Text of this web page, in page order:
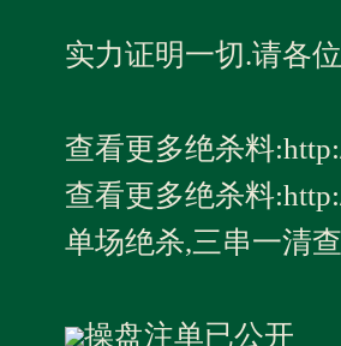
实力证明一切.请各
查看更多绝杀料
查看更多绝杀料
单场绝杀,三串一清
操盘注单已公开